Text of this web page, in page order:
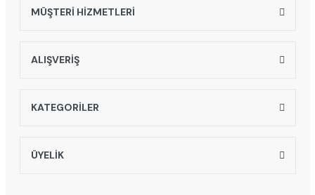
MÜŞTERİ HİZMETLERİ
ALIŞVERİŞ
KATEGORİLER
ÜYELİK